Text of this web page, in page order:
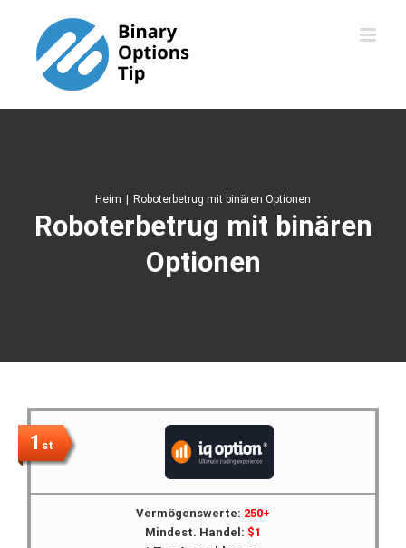
content
Heim Roboterbetrug mit binären Optionen
Roboterbetrug mit binären
Optionen
1st
Vermögenswerte: 250+
Mindest. Handel: $1